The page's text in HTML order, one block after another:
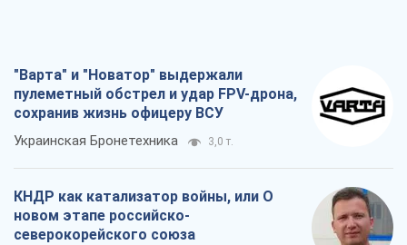
"Варта" и "Новатор" выдержали
пулеметный обстрел и удар FPV-дрона,
сохранив жизнь офицеру ВСУ
Украинская Бронетехника 3,0 т.
КНДР как катализатор войны, или О
новом этапе российско-
северокорейского союза